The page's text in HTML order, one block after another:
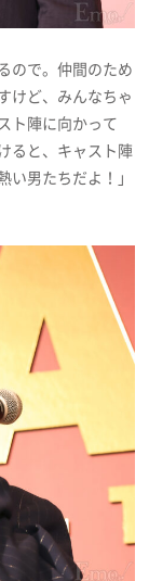
ので。仲間のため
けど、みんなちゃ
ト陣に向かって
ると、キャスト陣
男たちだよ！」